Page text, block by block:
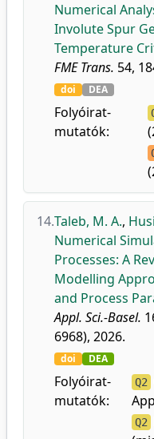
Numerical
Involute Spur
Temperature
FME Trans. 54,
doi DEA
Folyóirat-
mutatók:
14.Taleb, M. A.,
Numerical
Processes: A
Modelling
and Process
Appl. Sci.-Basel.
6968), 2026.
doi DEA
Folyóirat-
mutatók:
Q2
Q2